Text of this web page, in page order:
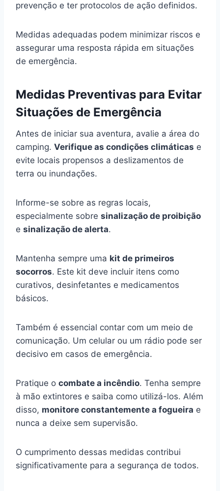
prevenção e ter protocolos de ação definidos.
Medidas adequadas podem minimizar riscos e
assegurar uma resposta rápida em situações
de emergência.
Medidas Preventivas para Evitar
Situações de Emergência
Antes de iniciar sua aventura, avalie a área do
camping. Verifique as condições climáticas e
evite locais propensos a deslizamentos de
terra ou inundações.
Informe-se sobre as regras locais,
especialmente sobre sinalização de proibição
e sinalização de alerta.
Mantenha sempre uma kit de primeiros
socorros. Este kit deve incluir itens como
curativos, desinfetantes e medicamentos
básicos.
Também é essencial contar com um meio de
comunicação. Um celular ou um rádio pode ser
decisivo em casos de emergência.
Pratique o combate a incêndio. Tenha sempre
à mão extintores e saiba como utilizá-los. Além
disso, monitore constantemente a fogueira e
nunca a deixe sem supervisão.
O cumprimento dessas medidas contribui
significativamente para a segurança de todos.